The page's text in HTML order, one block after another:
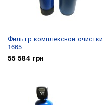
Фильтр комплексной очистки
1665
55 584 грн